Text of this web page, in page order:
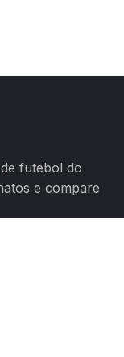
futebol do
e compare